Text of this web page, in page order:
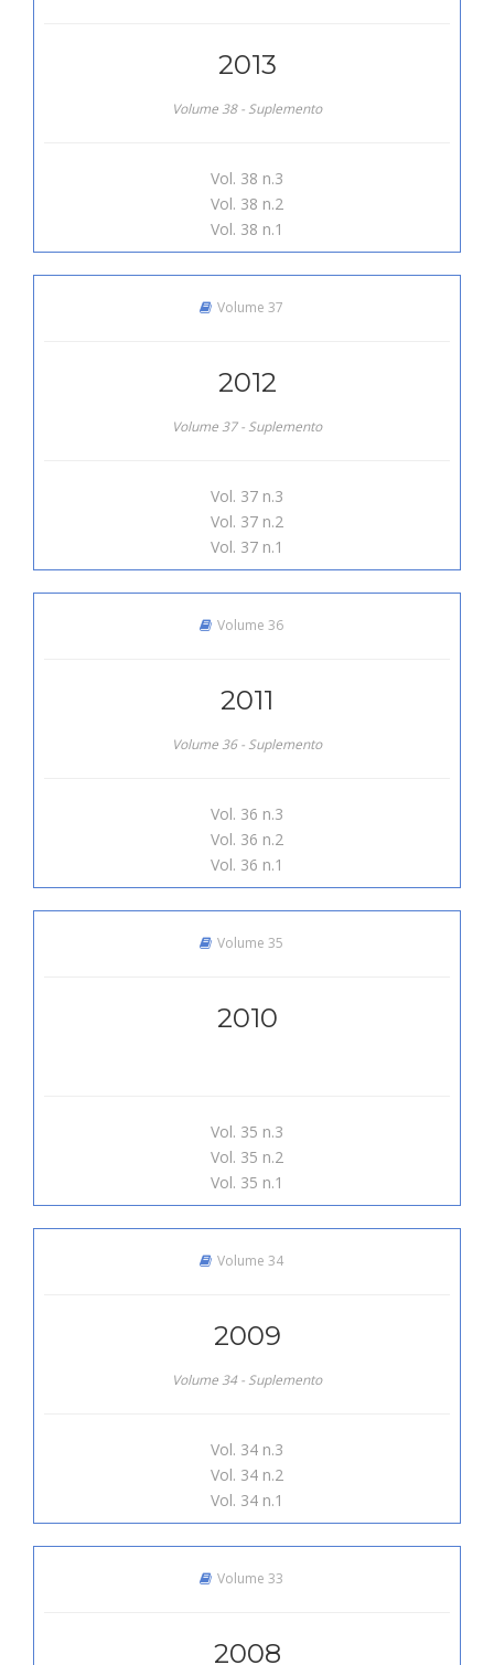
2013
Volume 38 - Suplemento
Vol. 38 n.3
Vol. 38 n.2
Vol. 38 n.1
Volume 37
2012
Volume 37 - Suplemento
Vol. 37 n.3
Vol. 37 n.2
Vol. 37 n.1
Volume 36
2011
Volume 36 - Suplemento
Vol. 36 n.3
Vol. 36 n.2
Vol. 36 n.1
Volume 35
2010
Vol. 35 n.3
Vol. 35 n.2
Vol. 35 n.1
Volume 34
2009
Volume 34 - Suplemento
Vol. 34 n.3
Vol. 34 n.2
Vol. 34 n.1
Volume 33
2008